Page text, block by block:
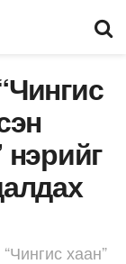
нэрийг
хаан”